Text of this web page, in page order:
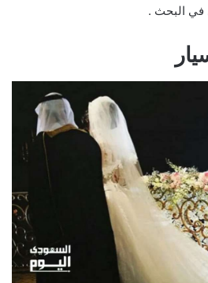
في البحث .